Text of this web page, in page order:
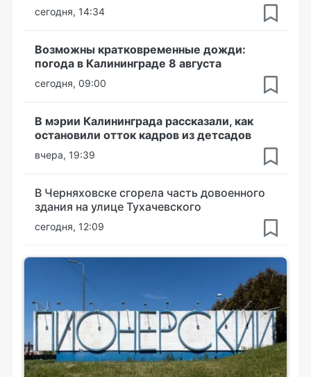
сегодня, 14:34
Возможны кратковременные дожди:
погода в Калининграде 8 августа
сегодня, 09:00
В мэрии Калининграда рассказали, как
остановили отток кадров из детсадов
вчера, 19:39
В Черняховске сгорела часть довоенного
здания на улице Тухачевского
сегодня, 12:09